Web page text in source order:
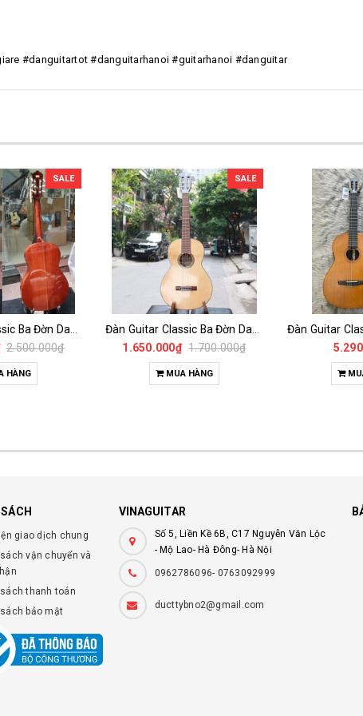
#danguitartot #danguitarhanoi #guitarhanoi #danguitar
SALE
2.500.000₫
HÀNG
SALE
1.650.000₫ 1.700.000₫
MUA HÀNG
giao dịch chung
vận chuyển và
thanh toán
bảo mật
VINAGUITAR
Số 5, Liền Kề 6B, C17 Nguyễn Văn Lộc
- Mộ Lao- Hà Đông- Hà Nội
0962786096- 0763092999
ducttybno2@gmail.com